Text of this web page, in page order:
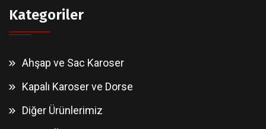
Kategoriler
Ahşap ve Sac Karoser
Kapalı Karoser ve Dorse
Diğer Ürünlerimiz